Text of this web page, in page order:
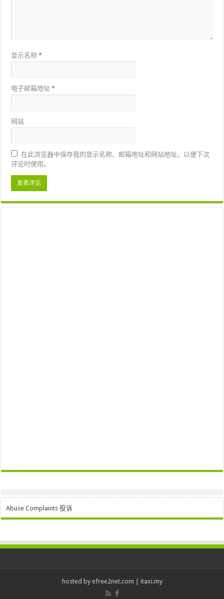
显示名称*
电子邮箱地址*
网站
在此浏览器中保存我的显示名称、邮箱地址和网站地址，以便下次
评论时使用。
Abuse Complaints 投诉
hosted by efree2net.com itaxi.my